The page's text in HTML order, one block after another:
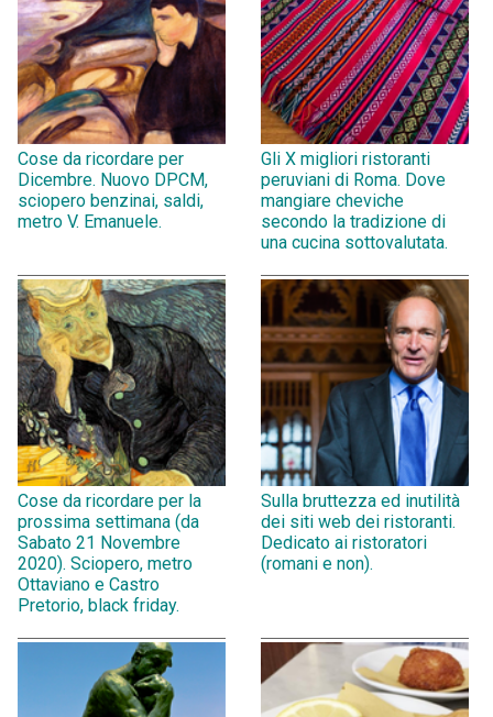
Cose da ricordare per
Dicembre. Nuovo DPCM,
sciopero benzinai, saldi,
metro V. Emanuele.
Gli X migliori ristoranti
peruviani di Roma. Dove
mangiare cheviche
secondo la tradizione di
una cucina sottovalutata.
Cose da ricordare per la
prossima settimana (da
Sabato 21 Novembre
2020). Sciopero, metro
Ottaviano e Castro
Pretorio, black friday.
Sulla bruttezza ed inutilità
dei siti web dei ristoranti.
Dedicato ai ristoratori
(romani e non).